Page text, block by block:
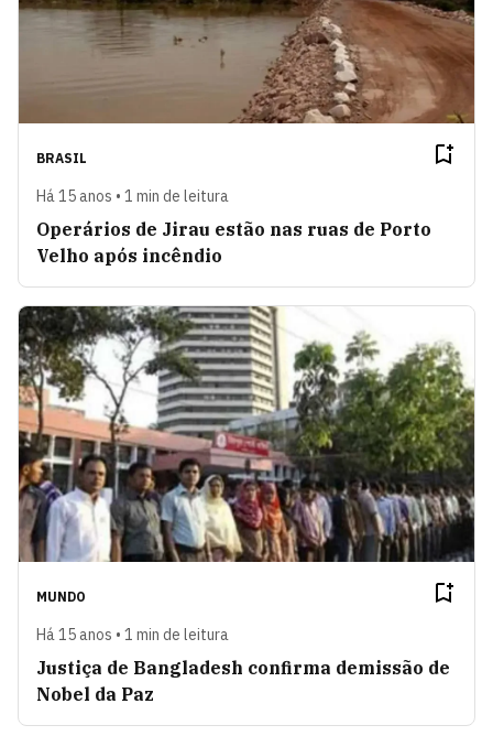
BRASIL
Há 15 anos • 1 min de leitura
Operários de Jirau estão nas ruas de Porto
Velho após incêndio
MUNDO
Há 15 anos • 1 min de leitura
Justiça de Bangladesh confirma demissão de
Nobel da Paz